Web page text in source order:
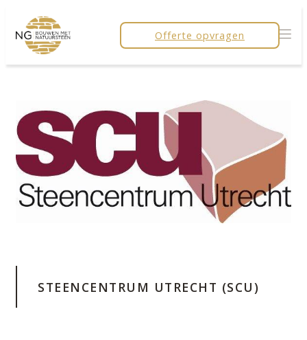
Offerte opvragen
STEENCENTRUM UTRECHT (SCU)